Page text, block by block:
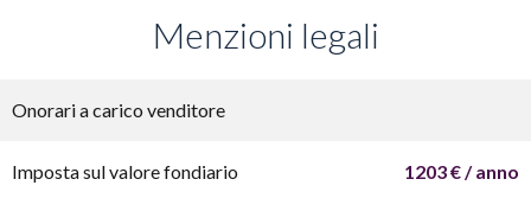
Menzioni legali
Onorari a carico venditore
Imposta sul valore fondiario 1203 € / anno